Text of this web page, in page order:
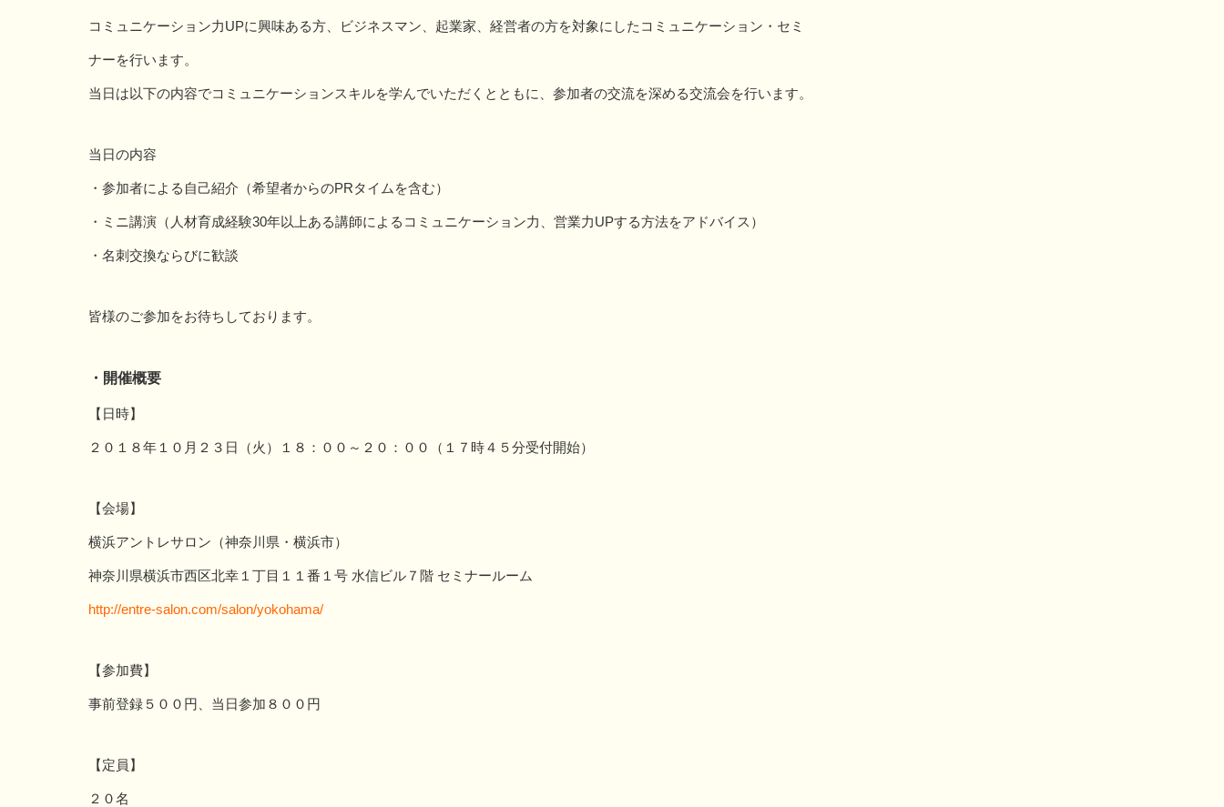
コミュニケーション力UPに興味ある方、ビジネスマン、起業家、経営者の方を対象にしたコミュニケーション・セミ
ナーを行います。
当日は以下の内容でコミュニケーションスキルを学んでいただくとともに、参加者の交流を深める交流会を行います。
当日の内容
・参加者による自己紹介（希望者からのPRタイムを含む）
・ミニ講演（人材育成経験30年以上ある講師によるコミュニケーション力、営業力UPする方法をアドバイス）
・名刺交換ならびに歓談
皆様のご参加をお待ちしております。
・開催概要
【日時】
２０１８年１０月２３日（火）１８：００～２０：００（１７時４５分受付開始）
【会場】
横浜アントレサロン（神奈川県・横浜市）
神奈川県横浜市西区北幸１丁目１１番１号 水信ビル７階 セミナールーム
http://entre-salon.com/salon/yokohama/
【参加費】
事前登録５００円、当日参加８００円
【定員】
２０名